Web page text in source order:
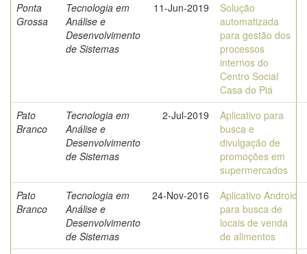
Ponta
Grossa
Tecnologia em
Análise e
Desenvolvimento
de Sistemas
11-Jun-2019
Solução
automatizada
para gestão dos
processos
internos do
Centro Social
Casa do Piá
Pato
Branco
Tecnologia em
Análise e
Desenvolvimento
de Sistemas
2-Jul-2019
Aplicativo para
busca e
divulgação de
promoções em
supermercados
Pato
Branco
Tecnologia em
Análise e
Desenvolvimento
de Sistemas
24-Nov-2016
Aplicativo Android
para busca de
locais de venda
de alimentos